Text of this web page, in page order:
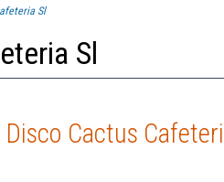
Sl
Sl
Cactus